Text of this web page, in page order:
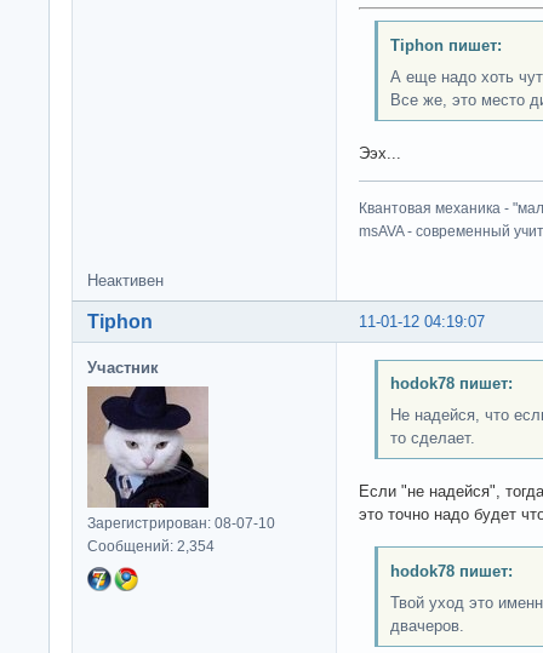
Tiphon пишет:
А еще надо хоть
Все же, это место
Ээх...
Квантовая механика -
msAVA - современный
Неактивен
11-01-12 04:19:07
Tiphon
Участник
Зарегистрирован: 08-07-10
Сообщений: 2,354
hodok78 пишет:
Не надейся, что
то сделает.
Если "не надейся",
это точно надо будет
hodok78 пишет:
Твой уход это
двачеров.